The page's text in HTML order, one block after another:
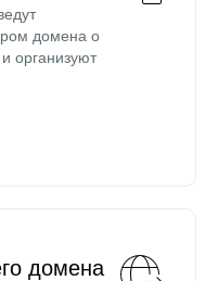
домена о
организуют
домена